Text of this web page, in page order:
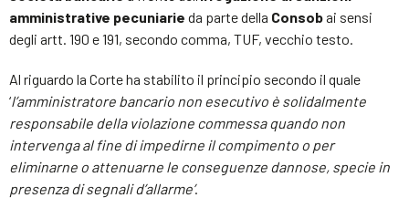
amministrative pecuniarie da parte della Consobai sensi
degli artt. 190 e 191, secondo comma, TUF, vecchio testo.
Al riguardo la Corte ha stabilito il principio secondo il quale
‘l’amministratore bancario non esecutivo è solidalmente
responsabile della violazione commessa quando non
intervenga al fine di impedirne il compimento o per
eliminarne o attenuarne le conseguenze dannose, specie in
presenza di segnali d’allarme’.